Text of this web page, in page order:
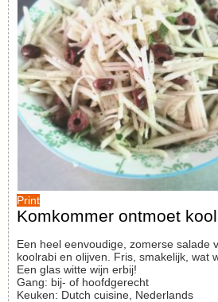
Print
Komkommer ontmoet
Een heel eenvoudige, zomerse salade van komkommer,
koolrabi en olijven. Fris, smakelijk, wat
Een glas witte wijn erbij!
Gang: bij- of hoofdgerecht
Keuken: Dutch cuisine, Nederlands